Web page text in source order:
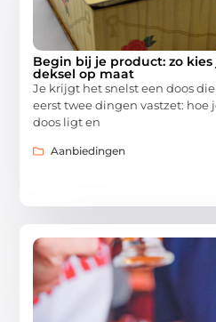
Begin bij je product: zo
deksel op maat
Je krijgt het snelst een doos
eerst twee dingen vastzet: hoe
doos ligt en
Aanbiedingen